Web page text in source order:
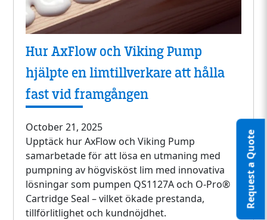
Request a Quote
Hur AxFlow och Viking Pump
hjälpte en limtillverkare att hålla
fast vid framgången
October 21, 2025
Upptäck hur AxFlow och Viking Pump
samarbetade för att lösa en utmaning med
pumpning av högvisköst lim med innovativa
lösningar som pumpen QS1127A och O-Pro®
Cartridge Seal – vilket ökade prestanda,
tillförlitlighet och kundnöjdhet.